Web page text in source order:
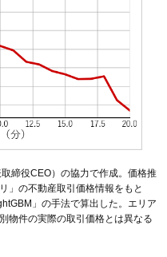
638万円
721万円
305万円 14.4%
309万円 -4.0%
締役CEO）の協力で作成。価格推
」の不動産取引価格情報をもと
」の手法で算出した。エリア
物件の実際の取引価格とは異なる